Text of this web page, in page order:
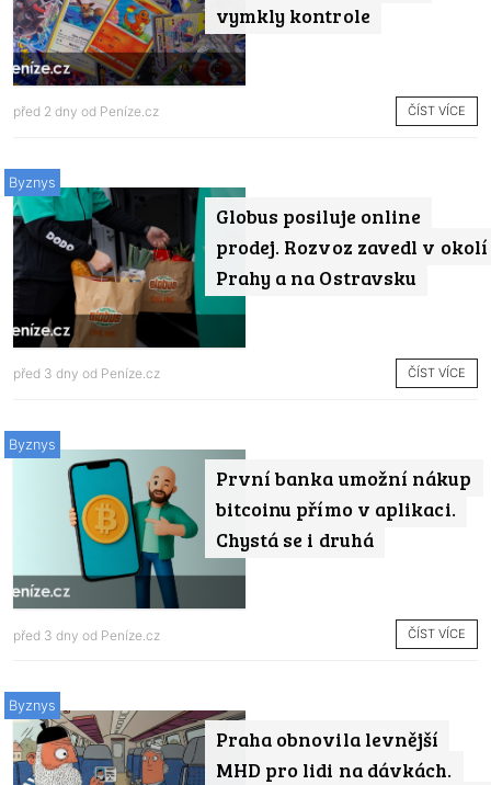
vymkly kontrole
před 2 dny od Peníze.cz ČÍST VÍCE
Globus posiluje online
prodej. Rozvoz zavedl v okolí
Prahy a na Ostravsku
Byznys
před 3 dny od Peníze.cz ČÍST VÍCE
První banka umožní nákup
bitcoinu přímo v aplikaci.
Chystá se i druhá
Byznys
před 3 dny od Peníze.cz ČÍST VÍCE
Praha obnovila levnější
MHD pro lidi na dávkách.
Byznys